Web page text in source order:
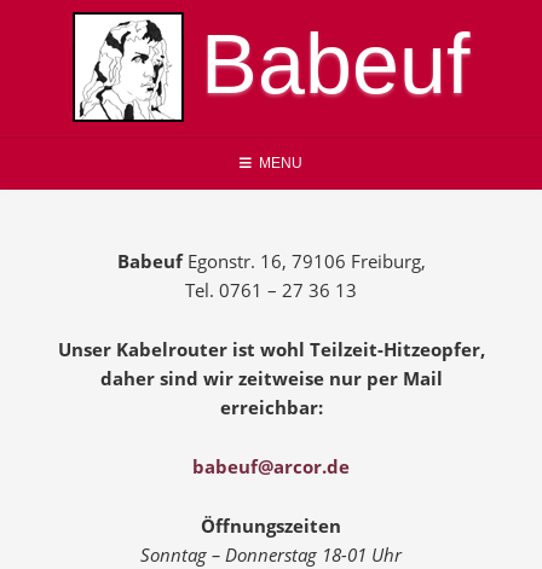
Babeuf
MENU
BabeufEgonstr. 16, 79106 Freiburg,
Tel. 0761 – 27 36 13
Unser Kabelrouter ist wohl Teilzeit-Hitzeopfer,
daher sind wir zeitweise nur per Mail
erreichbar:
babeuf@arcor.de
Öffnungszeiten
Sonntag – Donnerstag 18-01 Uhr